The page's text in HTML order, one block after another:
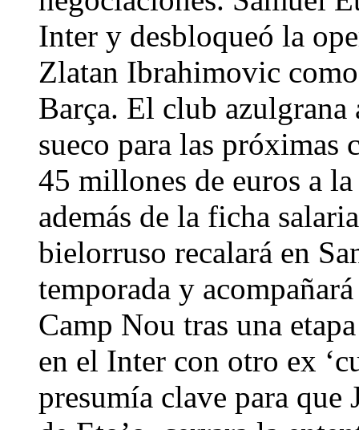
Inter y desbloqueó la
Zlatan Ibrahimovic
Barça. El club
sueco para las próximas
45 millones de euros a
además de la ficha
bielorruso recalará en
temporada y
Camp Nou tras una
en el Inter con otro ex
presumía clave para que